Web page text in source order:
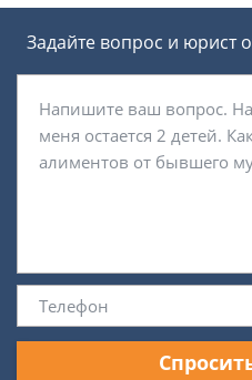
Задайте вопрос и юрист